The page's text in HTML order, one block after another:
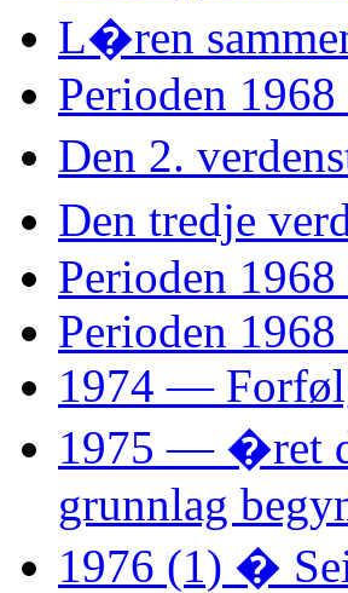
L�ren
Perioden
Den 2.
Den tredje
Perioden
Perioden
1974 —
1975 — �ret
grunnlag
1976 (1) �